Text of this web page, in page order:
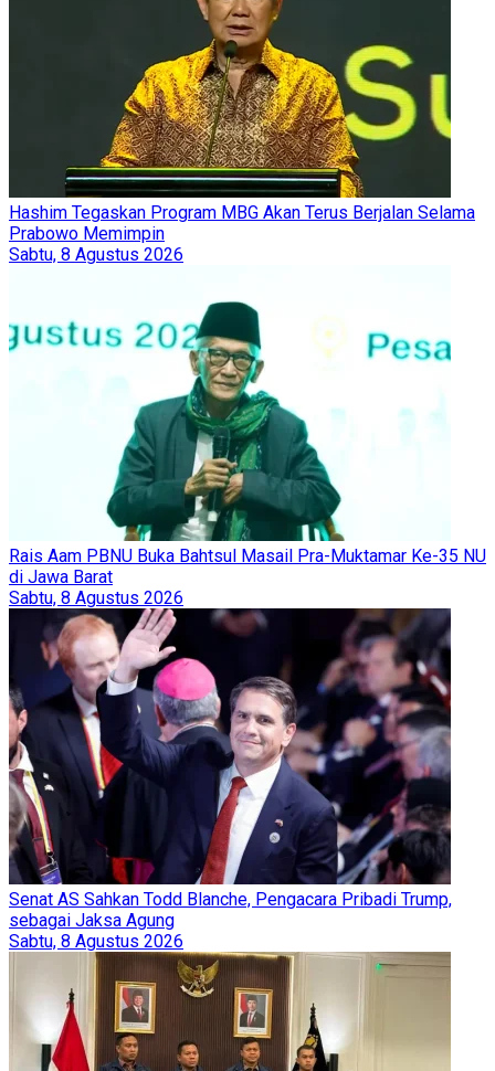
Hashim Tegaskan Program MBG Akan Terus Berjalan Selama
Prabowo Memimpin
Sabtu, 8 Agustus 2026
Rais Aam PBNU Buka Bahtsul Masail Pra-Muktamar Ke-35 NU
di Jawa Barat
Sabtu, 8 Agustus 2026
Senat AS Sahkan Todd Blanche, Pengacara Pribadi Trump,
sebagai Jaksa Agung
Sabtu, 8 Agustus 2026